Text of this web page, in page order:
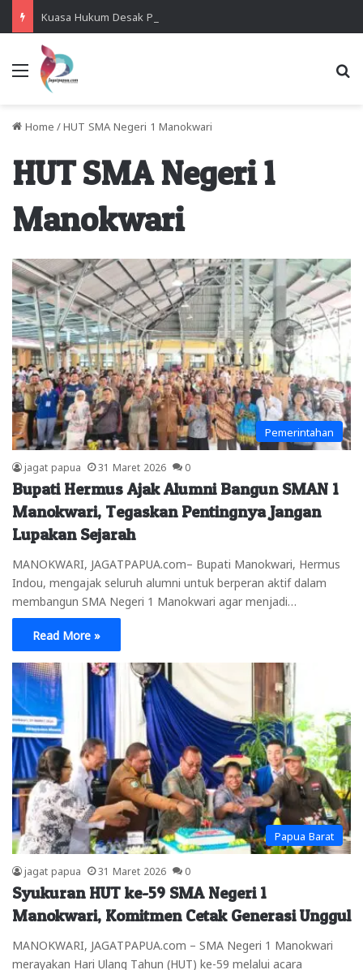
Menu
Home / HUT SMA Negeri 1 Manokwari
HUT SMA Negeri 1
Manokwari
Pemerintahan
jagat papua 31 Maret 2026 0
Bupati Hermus Ajak Alumni Bangun SMAN 1
Manokwari, Tegaskan Pentingnya Jangan
Lupakan Sejarah
MANOKWARI, JAGATPAPUA.com– Bupati Manokwari, Hermus
Indou, mengajak seluruh alumni untuk berperan aktif dalam
membangun SMA Negeri 1 Manokwari agar menjadi…
Read More »
Papua Barat
jagat papua 31 Maret 2026 0
Syukuran HUT ke-59 SMA Negeri 1
Manokwari, Komitmen Cetak Generasi Unggul
MANOKWARI, JAGATPAPUA.com – SMA Negeri 1 Manokwari
merayakan Hari Ulang Tahun (HUT) ke-59 melalui acara